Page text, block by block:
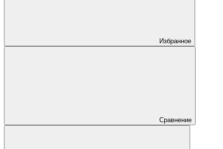
Избранное
Сравнение